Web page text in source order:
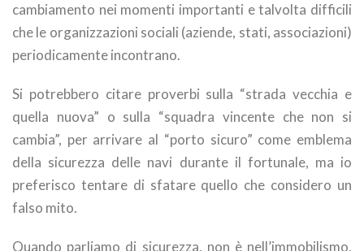
cambiamento nei momenti importanti e talvolta difficili
che le organizzazioni sociali (aziende, stati, associazioni)
periodicamente incontrano.
Si potrebbero citare proverbi sulla “strada vecchia e
quella nuova” o sulla “squadra vincente che non si
cambia”, per arrivare al “porto sicuro” come emblema
della sicurezza delle navi durante il fortunale, ma io
preferisco tentare di sfatare quello che considero un
falso mito.
Quando parliamo di sicurezza, non è nell’immobilismo,